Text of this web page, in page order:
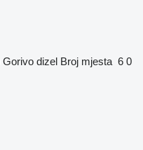
Gorivo dizel Broj mjesta 6 0